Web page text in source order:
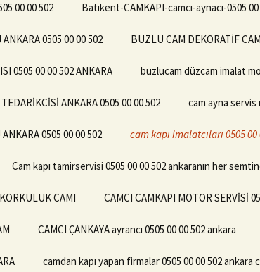
00 00 502 Batıkent-CAMKAPI-camcı-aynacı-0505
0505 00 00 502 BUZLU CAM DEKORATİF
0505 00 00 502 ANKARA buzlucam düzcam imalat
ANKARA 0505 00 00 502 cam ayna servis
0505 00 00 502 cam kapı imalatcıları 0505
Cam kapı tamirservisi 0505 00 00 502 ankaranın her
CAMI CAMCI CAMKAPI MOTOR SERVİSİ
CAMCI ÇANKAYA ayrancı 0505 00 00 502 ankara
camdan kapı yapan firmalar 0505 00 00 502 ankara